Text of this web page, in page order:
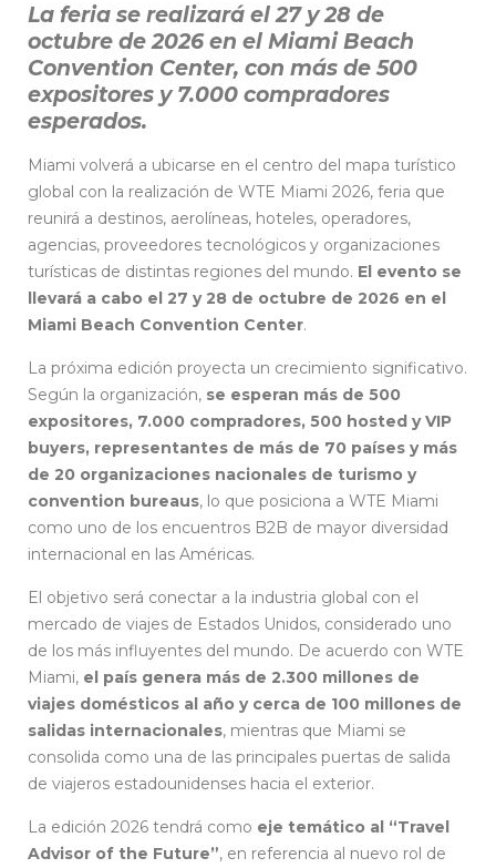
La feria se realizará el 27 y 28 de
octubre de 2026 en el Miami Beach
Convention Center, con más de 500
expositores y 7.000 compradores
esperados.
Miami volverá a ubicarse en el centro del mapa turístico
global con la realización de WTE Miami 2026, feria que
reunirá a destinos, aerolíneas, hoteles, operadores,
agencias, proveedores tecnológicos y organizaciones
turísticas de distintas regiones del mundo. El evento se
llevará a cabo el 27 y 28 de octubre de 2026 en el
Miami Beach Convention Center.
La próxima edición proyecta un crecimiento significativo.
Según la organización, se esperan más de 500
expositores, 7.000 compradores, 500 hosted y VIP
buyers, representantes de más de 70 países y más
de 20 organizaciones nacionales de turismo y
convention bureaus, lo que posiciona a WTE Miami
como uno de los encuentros B2B de mayor diversidad
internacional en las Américas.
El objetivo será conectar a la industria global con el
mercado de viajes de Estados Unidos, considerado uno
de los más influyentes del mundo. De acuerdo con WTE
Miami, el país genera más de 2.300 millones de
viajes domésticos al año y cerca de 100 millones de
salidas internacionales, mientras que Miami se
consolida como una de las principales puertas de salida
de viajeros estadounidenses hacia el exterior.
La edición 2026 tendrá como eje temático al “Travel
Advisor of the Future”, en referencia al nuevo rol de